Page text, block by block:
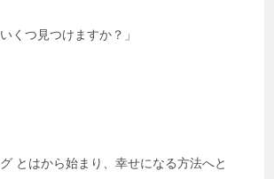
くつ見つけますか？」
とはから始まり、幸せになる方法へと